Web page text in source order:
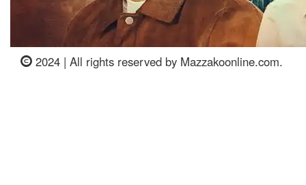
2024 | All rights reserved by Mazzakoonline.com.